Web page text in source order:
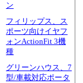
ン
フィリップス、ス
ポーツ向けイヤフ
ォンActionFit 3機
種
グリーンハウス、7
型/車載対応ポータ